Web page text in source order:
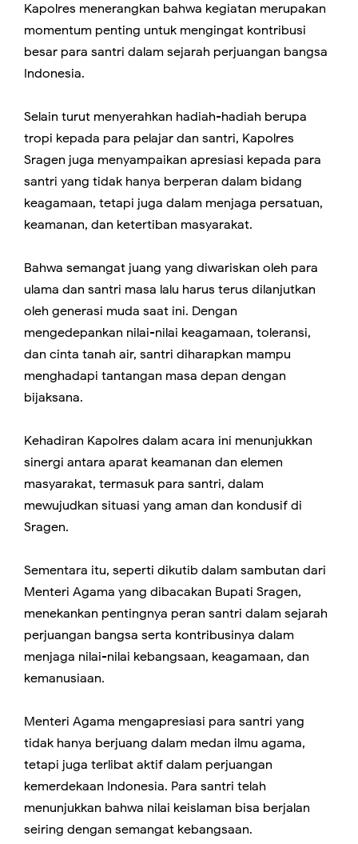
Kapolres menerangkan bahwa kegiatan merupakan
momentum penting untuk mengingat kontribusi
besar para santri dalam sejarah perjuangan bangsa
Indonesia.
Selain turut menyerahkan hadiah-hadiah berupa
tropi kepada para pelajar dan santri, Kapolres
Sragen juga menyampaikan apresiasi kepada para
santri yang tidak hanya berperan dalam bidang
keagamaan, tetapi juga dalam menjaga persatuan,
keamanan, dan ketertiban masyarakat.
Bahwa semangat juang yang diwariskan oleh para
ulama dan santri masa lalu harus terus dilanjutkan
oleh generasi muda saat ini. Dengan
mengedepankan nilai-nilai keagamaan, toleransi,
dan cinta tanah air, santri diharapkan mampu
menghadapi tantangan masa depan dengan
bijaksana.
Kehadiran Kapolres dalam acara ini menunjukkan
sinergi antara aparat keamanan dan elemen
masyarakat, termasuk para santri, dalam
mewujudkan situasi yang aman dan kondusif di
Sragen.
Sementara itu, seperti dikutib dalam sambutan dari
Menteri Agama yang dibacakan Bupati Sragen,
menekankan pentingnya peran santri dalam sejarah
perjuangan bangsa serta kontribusinya dalam
menjaga nilai-nilai kebangsaan, keagamaan, dan
kemanusiaan.
Menteri Agama mengapresiasi para santri yang
tidak hanya berjuang dalam medan ilmu agama,
tetapi juga terlibat aktif dalam perjuangan
kemerdekaan Indonesia. Para santri telah
menunjukkan bahwa nilai keislaman bisa berjalan
seiring dengan semangat kebangsaan.